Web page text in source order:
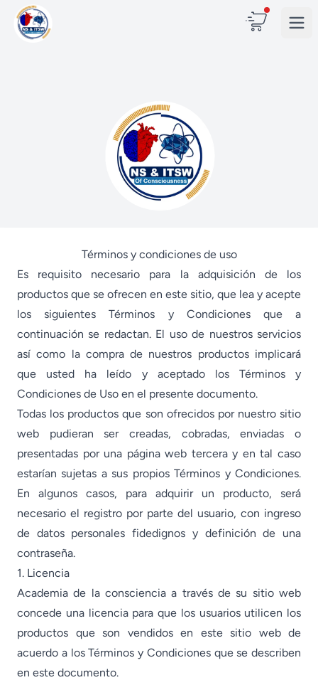
Términos y condiciones de uso
Es requisito necesario para la adquisición de los
productos que se ofrecen en este sitio, que lea y acepte
los siguientes Términos y Condiciones que a
continuación se redactan. El uso de nuestros servicios
así como la compra de nuestros productos implicará
que usted ha leído y aceptado los Términos y
Condiciones de Uso en el presente documento.
Todas los productos que son ofrecidos por nuestro sitio
web pudieran ser creadas, cobradas, enviadas o
presentadas por una página web tercera y en tal caso
estarían sujetas a sus propios Términos y Condiciones.
En algunos casos, para adquirir un producto, será
necesario el registro por parte del usuario, con ingreso
de datos personales fidedignos y definición de una
contraseña.
1. Licencia
Academia de la consciencia a través de su sitio web
concede una licencia para que los usuarios utilicen los
productos que son vendidos en este sitio web de
acuerdo a los Términos y Condiciones que se describen
en este documento.